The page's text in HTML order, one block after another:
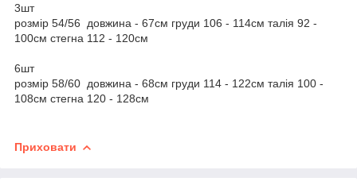
3шт
розмір 54/56 довжина - 67см груди 106 - 114см талія 92 -
100см стегна 112 - 120см
6шт
розмір 58/60 довжина - 68см груди 114 - 122см талія 100 -
108см стегна 120 - 128см
Приховати